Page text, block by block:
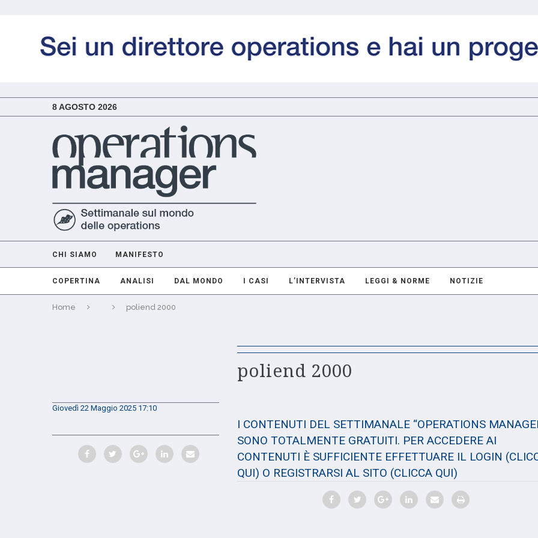
8 AGOSTO 2026
CHI SIAMO MANIFESTO
COPERTINA ANALISI DAL MONDO I CASI L’INTERVISTA LEGGI & NORME NOTIZIE
Home poliend 2000
poliend 2000
Giovedì 22 Maggio 2025 17:10
I CONTENUTI DEL SETTIMANALE “OPERATIONS
SONO TOTALMENTE GRATUITI. PER ACCEDERE AI
CONTENUTI È SUFFICIENTE EFFETTUARE IL LOGIN
QUI) O REGISTRARSI AL SITO (CLICCA QUI)